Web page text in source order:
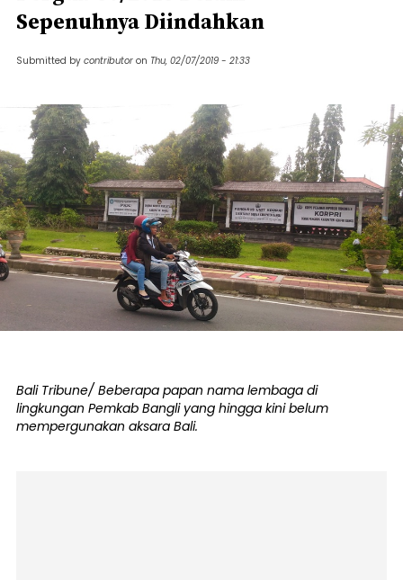
Sepenuhnya Diindahkan
Submitted by contributor on Thu, 02/07/2019 - 21:33
Bali Tribune/ Beberapa papan nama lembaga di
lingkungan Pemkab Bangli yang hingga kini belum
mempergunakan aksara Bali.